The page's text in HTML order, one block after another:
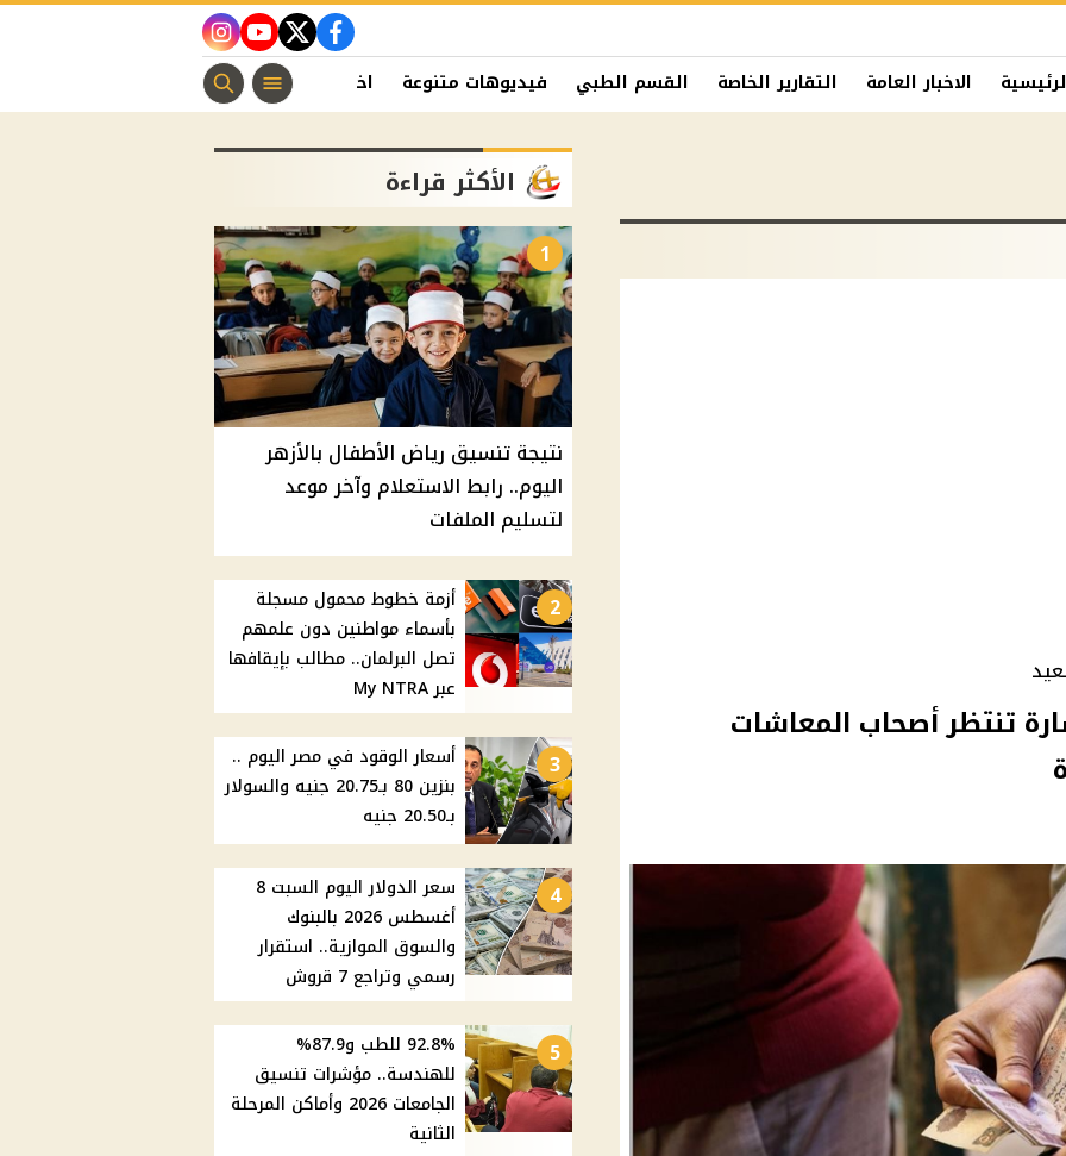
facebook
twitter
youtube
instagram
الاخبار العامة التقارير الخاصة القسم الطبي فيديوهات متنوعة اخبار الفن منوعات مسيحية
تنتظر أصحاب المعاشات
الأكثر قراءة
1
نتيجة تنسيق رياض الأطفال بالأزهر
اليوم.. رابط الاستعلام وآخر موعد
لتسليم الملفات
2
أزمة خطوط محمول مسجلة
بأسماء مواطنين دون علمهم
تصل البرلمان.. مطالب بإيقافها
عبر My NTRA
3
أسعار الوقود في مصر اليوم ..
بنزين 80 بـ20.75 جنيه والسولار
بـ20.50 جنيه
4
سعر الدولار اليوم السبت 8
أغسطس 2026 بالبنوك
والسوق الموازية.. استقرار
رسمي وتراجع 7 قروش
5
92.8% للطب و87.9%
للهندسة.. مؤشرات تنسيق
الجامعات 2026 وأماكن المرحلة
الثانية